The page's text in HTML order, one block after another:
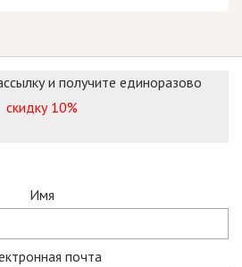
и получите единоразово
скидку 10%
Имя
почта